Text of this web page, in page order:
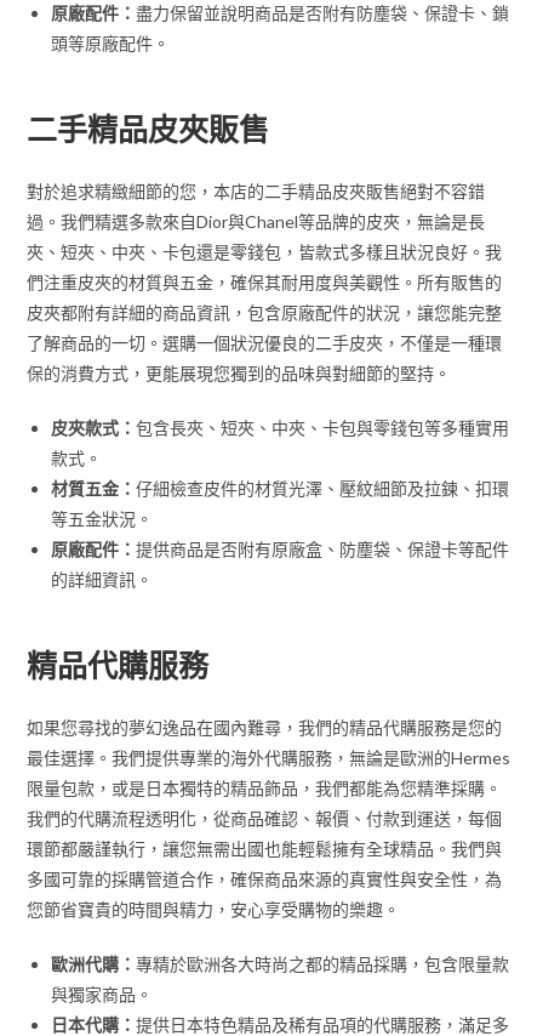
原廠配件：盡力保留並說明商品是否附有防塵袋、保證卡、鎖
頭等原廠配件。
二手精品皮夾販售
對於追求精緻細節的您，本店的二手精品皮夾販售絕對不容錯
過。我們精選多款來自Dior與Chanel等品牌的皮夾，無論是長
夾、短夾、中夾、卡包還是零錢包，皆款式多樣且狀況良好。我
們注重皮夾的材質與五金，確保其耐用度與美觀性。所有販售的
皮夾都附有詳細的商品資訊，包含原廠配件的狀況，讓您能完整
了解商品的一切。選購一個狀況優良的二手皮夾，不僅是一種環
保的消費方式，更能展現您獨到的品味與對細節的堅持。
皮夾款式：包含長夾、短夾、中夾、卡包與零錢包等多種實用
款式。
材質五金：仔細檢查皮件的材質光澤、壓紋細節及拉鍊、扣環
等五金狀況。
原廠配件：提供商品是否附有原廠盒、防塵袋、保證卡等配件
的詳細資訊。
精品代購服務
如果您尋找的夢幻逸品在國內難尋，我們的精品代購服務是您的
最佳選擇。我們提供專業的海外代購服務，無論是歐洲的Hermes
限量包款，或是日本獨特的精品飾品，我們都能為您精準採購。
我們的代購流程透明化，從商品確認、報價、付款到運送，每個
環節都嚴謹執行，讓您無需出國也能輕鬆擁有全球精品。我們與
多國可靠的採購管道合作，確保商品來源的真實性與安全性，為
您節省寶貴的時間與精力，安心享受購物的樂趣。
歐洲代購：專精於歐洲各大時尚之都的精品採購，包含限量款
與獨家商品。
日本代購：提供日本特色精品及稀有品項的代購服務，滿足多